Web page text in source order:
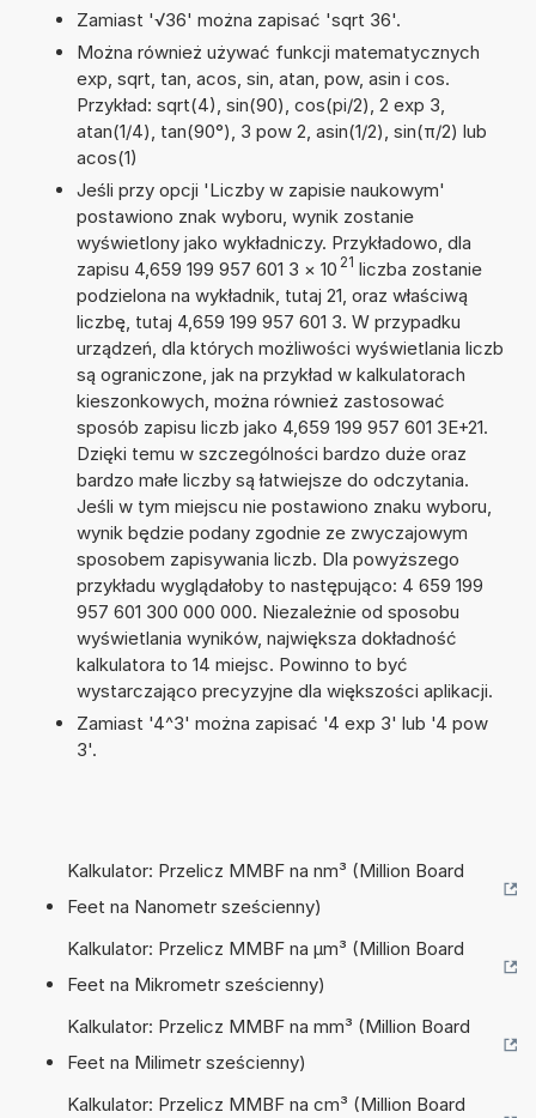
Zamiast '√36' można zapisać 'sqrt 36'.
Można również używać funkcji matematycznych
exp, sqrt, tan, acos, sin, atan, pow, asin i cos.
Przykład: sqrt(4), sin(90), cos(pi/2), 2 exp 3,
atan(1/4), tan(90°), 3 pow 2, asin(1/2), sin(π/2) lub
acos(1)
Jeśli przy opcji 'Liczby w zapisie naukowym'
postawiono znak wyboru, wynik zostanie
wyświetlony jako wykładniczy. Przykładowo, dla
zapisu 4,659 199 957 601 3 × 10 21 liczba zostanie
podzielona na wykładnik, tutaj 21, oraz właściwą
liczbę, tutaj 4,659 199 957 601 3. W przypadku
urządzeń, dla których możliwości wyświetlania liczb
są ograniczone, jak na przykład w kalkulatorach
kieszonkowych, można również zastosować
sposób zapisu liczb jako 4,659 199 957 601 3E+21.
Dzięki temu w szczególności bardzo duże oraz
bardzo małe liczby są łatwiejsze do odczytania.
Jeśli w tym miejscu nie postawiono znaku wyboru,
wynik będzie podany zgodnie ze zwyczajowym
sposobem zapisywania liczb. Dla powyższego
przykładu wyglądałoby to następująco: 4 659 199
957 601 300 000 000. Niezależnie od sposobu
wyświetlania wyników, największa dokładność
kalkulatora to 14 miejsc. Powinno to być
wystarczająco precyzyjne dla większości aplikacji.
Zamiast '4^3' można zapisać '4 exp 3' lub '4 pow
3'.
Kalkulator: Przelicz MMBF na nm³ (Million Board
Feet na Nanometr sześcienny)
Kalkulator: Przelicz MMBF na µm³ (Million Board
Feet na Mikrometr sześcienny)
Kalkulator: Przelicz MMBF na mm³ (Million Board
Feet na Milimetr sześcienny)
Kalkulator: Przelicz MMBF na cm³ (Million Board